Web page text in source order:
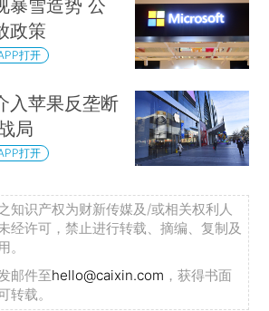
暴雪造势 公
政策
打开
入苹果反垄断
局
打开
知识产权为财新传媒及/或相关权利人
经许可，禁止进行转载、摘编、复制及
。
邮件至hello@caixin.com ，获得书面
转载。